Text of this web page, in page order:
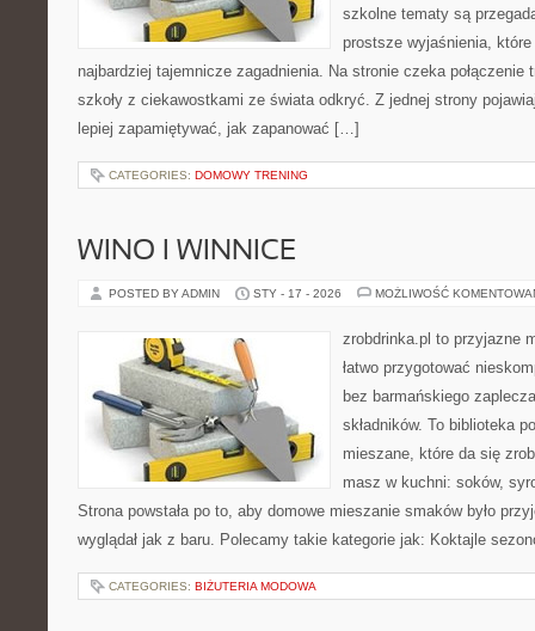
szkolne tematy są
prostsze wyjaśnienia, które
najbardziej tajemnicze zagadnienia. Na stronie czeka połączenie
szkoły z ciekawostkami ze świata odkryć. Z jednej strony
lepiej zapamiętywać, jak zapanować […]
CATEGORIES: DOMOWY TRENING
WINO I WINNICE
POSTED BY ADMIN STY - 17 - 2026 MOŻLIWOŚĆ
zrobdrinka.pl to przyjazne
łatwo przygotować
bez barmańskiego
składników. To biblioteka
mieszane, które da się
masz w kuchni: soków,
Strona powstała po to, aby domowe mieszanie smaków było
wyglądał jak z baru. Polecamy takie kategorie jak: Koktajle
CATEGORIES: BIŻUTERIA MODOWA